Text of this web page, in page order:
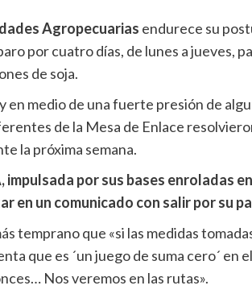
Agropecuarias endurece su
por cuatro días, de lunes a jueves,
de soja.
en medio de una fuerte presión de
de la Mesa de Enlace
la próxima semana.
impulsada por sus bases enroladas
en un comunicado con salir por su
temprano que «si las medidas
que es ´un juego de suma cero´ en
Nos veremos en las rutas».